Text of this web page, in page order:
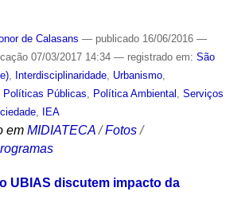
de Calasans — publicado16/06/2016 —
07/03/2017 14:34 — registrado em: São
, Interdisciplinaridade, Urbanismo,
Políticas Públicas Política Ambiental
Serviços
, IEA
em MIDIATECA /Fotos /
UBIAS discutem impacto da